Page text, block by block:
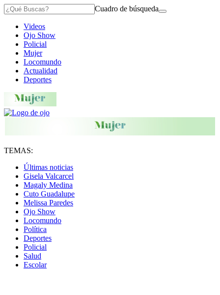
Cuadro de búsqueda
Videos
Ojo Show
Policial
Mujer
Locomundo
Actualidad
Deportes
TEMAS:
Últimas noticias
Gisela Valcarcel
Magaly Medina
Cuto Guadalupe
Melissa Paredes
Ojo Show
Locomundo
Política
Deportes
Policial
Salud
Escolar